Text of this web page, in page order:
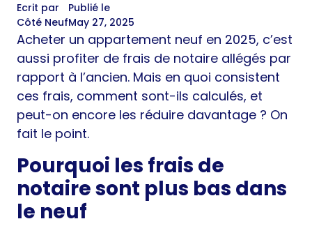
Ecrit par
Côté Neuf
Publié le
May 27, 2025
Acheter un appartement neuf en 2025, c’est
aussi profiter de frais de notaire allégés par
rapport à l’ancien. Mais en quoi consistent
ces frais, comment sont-ils calculés, et
peut-on encore les réduire davantage ? On
fait le point.
Pourquoi les frais de
notaire sont plus bas dans
le neuf